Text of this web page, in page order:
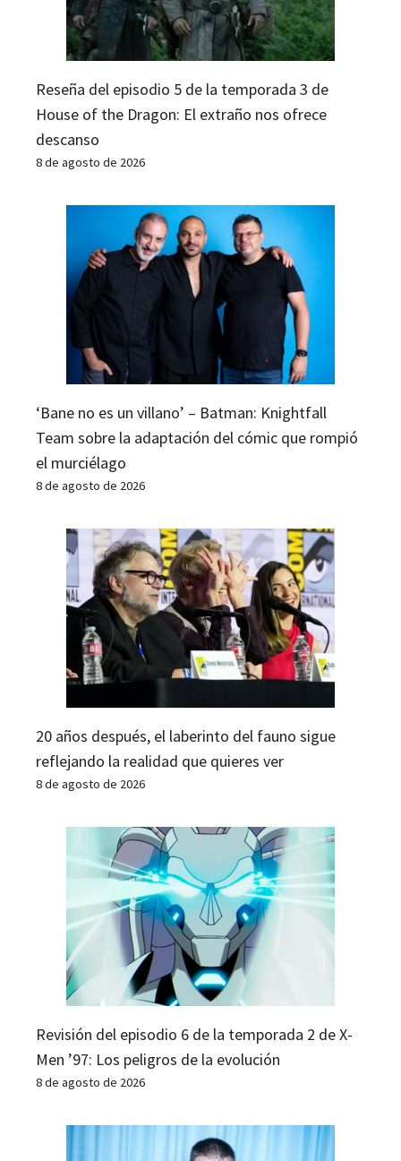
Reseña del episodio 5 de la temporada 3 de
House of the Dragon: El extraño nos ofrece
descanso
8 de agosto de 2026
‘Bane no es un villano’ – Batman: Knightfall
Team sobre la adaptación del cómic que rompió
el murciélago
8 de agosto de 2026
20 años después, el laberinto del fauno sigue
reflejando la realidad que quieres ver
8 de agosto de 2026
Revisión del episodio 6 de la temporada 2 de X-
Men ’97: Los peligros de la evolución
8 de agosto de 2026